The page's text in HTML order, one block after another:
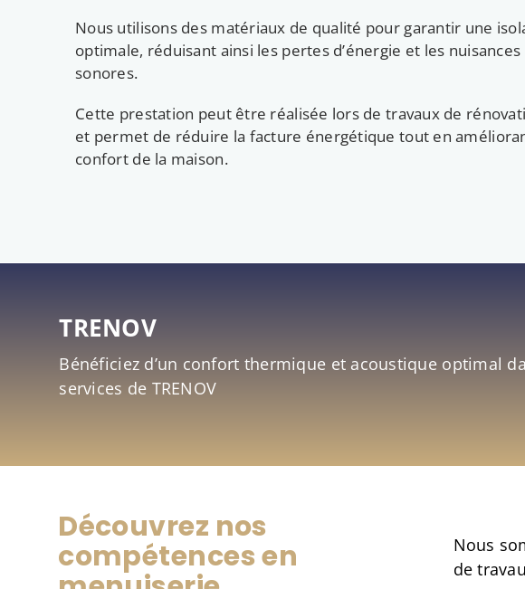
Nous utilisons des matériaux de qualité pour garantir une
optimale, réduisant ainsi les pertes d’énergie et les nuisances
sonores.
Cette prestation peut être réalisée lors de travaux de
et permet de réduire la facture énergétique tout en
confort de la maison.
TRENOV
Bénéficiez d’un confort thermique et acoustique optimal
services de TRENOV
Découvrez nos
compétences en
Nous
de